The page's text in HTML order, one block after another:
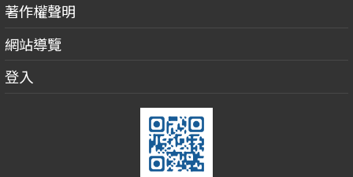
著作權聲明
網站導覽
登入